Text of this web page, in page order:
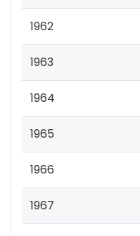
1962
1963
1964
1965
1966
1967